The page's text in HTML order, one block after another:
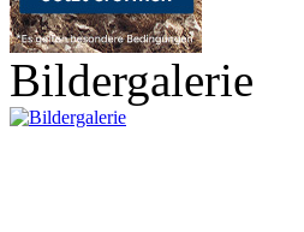
Bildergalerie